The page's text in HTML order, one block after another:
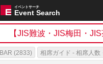
Event Search
イベントサーチ
【JIS難波・JIS梅田・
BAR (2833) 相席ガイド - 相席人数